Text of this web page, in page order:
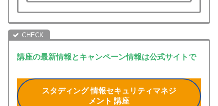
講座の最新情報とキャンペーン情報は公式サイトで
スタディング 情報セキュリティマネジ
メント 講座